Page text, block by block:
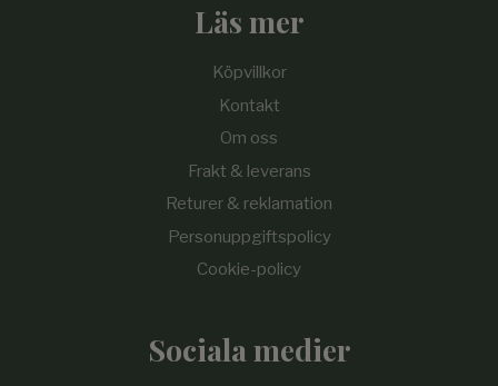
Läs mer
Köpvillkor
Kontakt
Om oss
Frakt & leverans
Returer & reklamation
Personuppgiftspolicy
Cookie-policy
Sociala medier